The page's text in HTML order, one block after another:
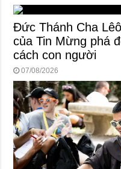
Đức Thánh Cha
của Tin Mừng phá
cách con người
07/08/2026